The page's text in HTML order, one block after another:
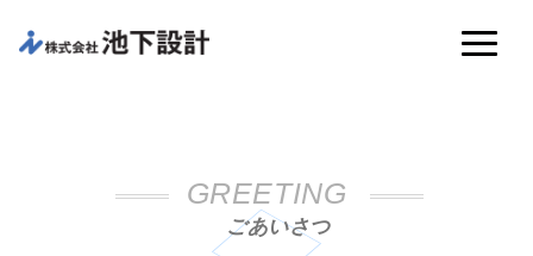
GREETING
ごあいさつ